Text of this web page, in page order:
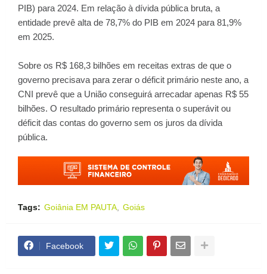
PIB) para 2024. Em relação à dívida pública bruta, a
entidade prevê alta de 78,7% do PIB em 2024 para 81,9%
em 2025.
Sobre os R$ 168,3 bilhões em receitas extras de que o
governo precisava para zerar o déficit primário neste ano, a
CNI prevê que a União conseguirá arrecadar apenas R$ 55
bilhões. O resultado primário representa o superávit ou
déficit das contas do governo sem os juros da dívida
pública.
Tags: Goiânia EM PAUTA Goiás
Facebook